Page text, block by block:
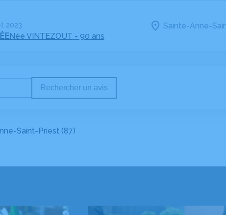
2023
Née VINTEZOUT - 90 ans
Sainte-Anne-
Rechercher un avis
Saint-Priest (87)